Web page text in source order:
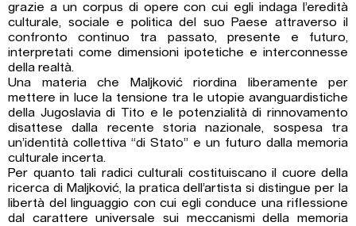
grazie a un corpus di opere con cui egli indaga l’eredità
culturale, sociale e politica del suo Paese attraverso il
confronto continuo tra passato, presente e futuro,
interpretati come dimensioni ipotetiche e interconnesse
della realtà.
Una materia che Maljković riordina liberamente per
mettere in luce la tensione tra le utopie avanguardistiche
della Jugoslavia di Tito e le potenzialità di rinnovamento
disattese dalla recente storia nazionale, sospesa tra
un’identità collettiva “di Stato” e un futuro dalla memoria
culturale incerta.
Per quanto tali radici culturali costituiscano il cuore della
ricerca di Maljković, la pratica dell’artista si distingue per la
libertà del linguaggio con cui egli conduce una riflessione
dal carattere universale sui meccanismi della memoria